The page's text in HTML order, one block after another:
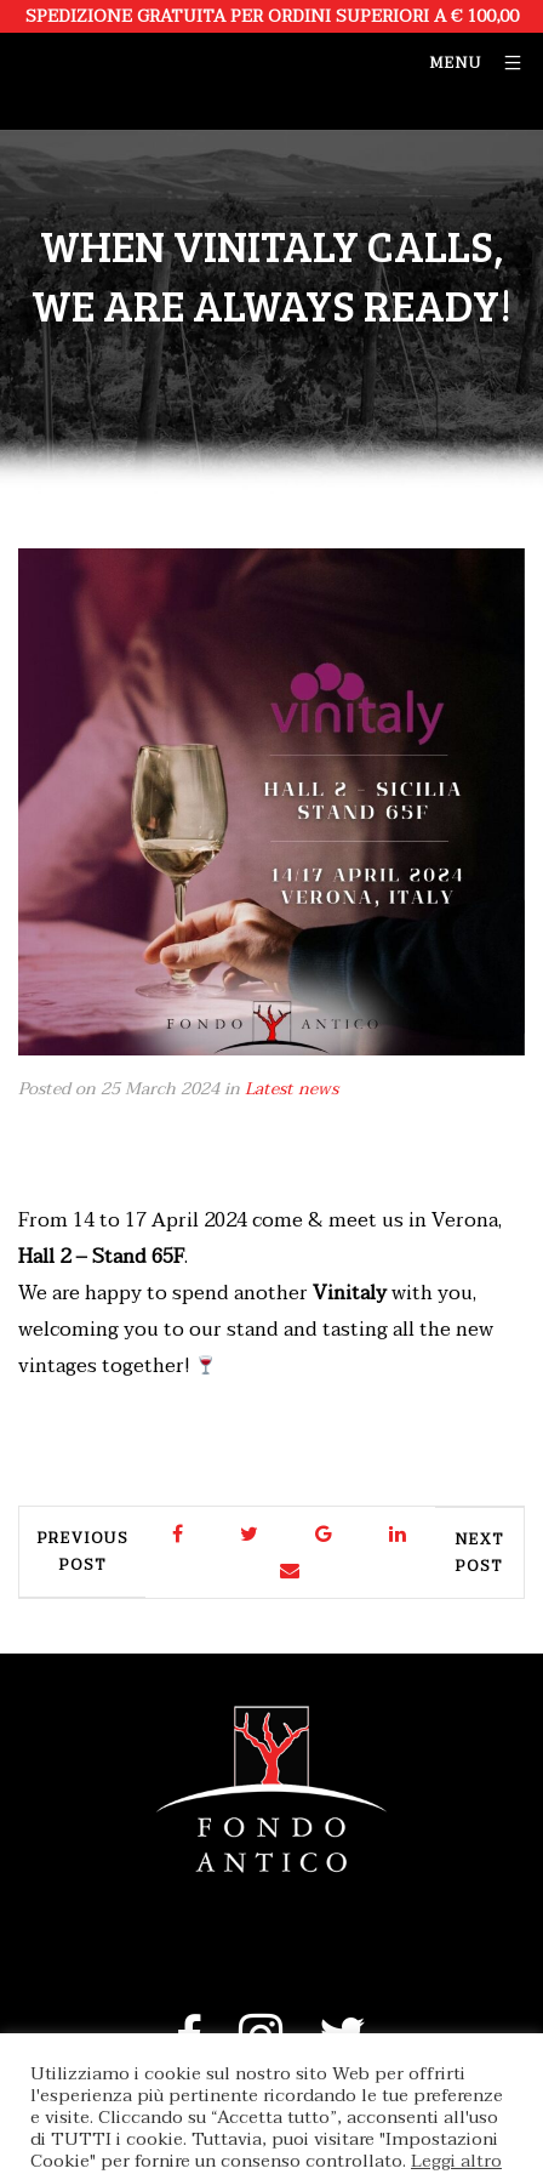
SPEDIZIONE GRATUITA PER ORDINI SUPERIORI A € 100,00
MENU
WHEN VINITALY CALLS,
WE ARE ALWAYS READY!
Posted on 25 March 2024inLatest news
From 14 to 17 April 2024 come & meet us in Verona,
Hall 2 – Stand 65F.
We are happy to spend anotherVinitalywith you,
welcoming you to our stand and tasting all the new
vintages together!
PREVIOUS
POST
NEXT
POST
© 2019 FONDO ANTICO SRL - PARTITA IVA: 01879040812
TUTTI I DIRITTI RISERVATI.
Utilizziamo i cookie sul nostro sito Web per offrirti
l'esperienza più pertinente ricordando le tue preferenze
e visite. Cliccando su “Accetta tutto”, acconsenti all'uso
di TUTTI i cookie. Tuttavia, puoi visitare "Impostazioni
Cookie" per fornire un consenso controllato. Leggi altro